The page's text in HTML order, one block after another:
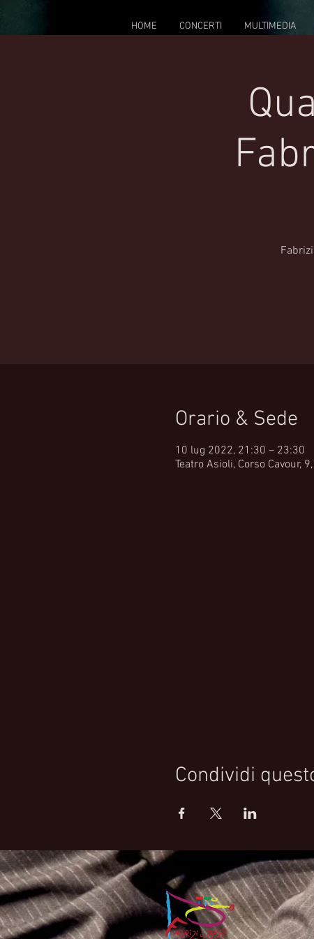
HOME CONCERTI MULTIMEDIA
Orario & Sede
10 lug 2022, 21:30 – 23:30
Teatro Asioli, Corso Cavour,
Condividi